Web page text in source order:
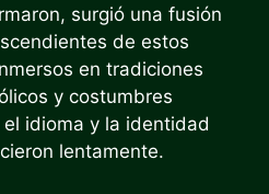
surgió una fusión
de estos
en tradiciones
y costumbres
idioma y la identidad
lentamente.